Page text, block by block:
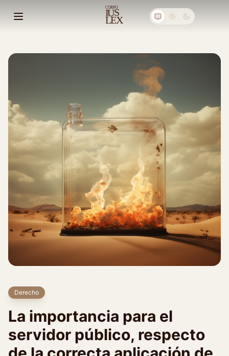
Abrir menú principal
US
I
LEX
CORPO
Derecho
La importancia para el
servidor público, respecto